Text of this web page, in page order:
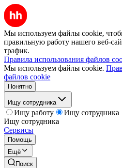
Мы используем файлы cookie,
правильную работу нашего веб-
трафик.
Правила использования файлов
Мы используем файлы cookie.
файлов cookie
Понятно
Ищу сотрудника
Ищу работу
Ищу сотрудника
Ищу сотрудника
Сервисы
Помощь
Ещё
Поиск